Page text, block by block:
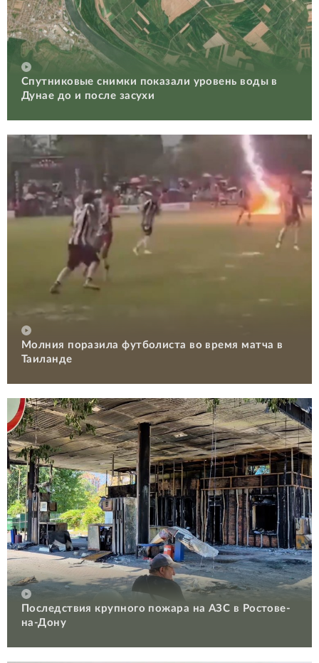
Спутниковые снимки показали уровень воды в
Дунае до и после засухи
Молния поразила футболиста во время матча в
Таиланде
Последствия крупного пожара на АЗС в Ростове-
на-Дону